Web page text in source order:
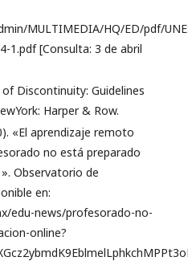
MULTIMEDIA/HQ/ED/pdf/
1.pdf [Consulta: 3 de abril
of Discontinuity: Guidelines
Harper & Row.
«El aprendizaje remoto
no está preparado
Observatorio de
en:
edu-news/profesorado-no-
online?